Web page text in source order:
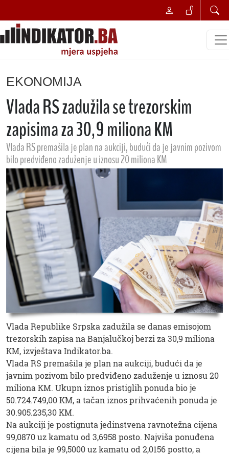
EKONOMIJA
Vlada RS zadužila se trezorskim
zapisima za 30,9 miliona KM
Vlada RS premašila je plan na aukciji, budući da je javnim pozivom
bilo predviđeno zaduženje u iznosu 20 miliona KM
Vlada Republike Srpska zadužila se danas emisojom
trezorskih zapisa na Banjalučkoj berzi za 30,9 miliona
KM, izvještava Indikator.ba.
Vlada RS premašila je plan na aukciji, budući da je
javnim pozivom bilo predviđeno zaduženje u iznosu 20
miliona KM. Ukupn iznos pristiglih ponuda bio je
50.724.749,00 KM, a tačan iznos prihvaćenih ponuda je
30.905.235,30 KM.
Na aukciji je postignuta jedinstvena ravnotežna cijena
99,0870 uz kamatu od 3,6958 posto. Najviša ponuđena
cijena bila je 99,5000 uz kamatu od 2,0156 postto, a